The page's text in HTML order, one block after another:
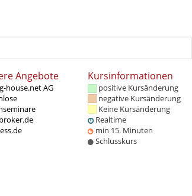
Angebote
house.net AG
Kursinformationen
positive Kursänderung
negative Kursänderung
Keine Kursänderung
Realtime
min 15. Minuten
Schlusskurs